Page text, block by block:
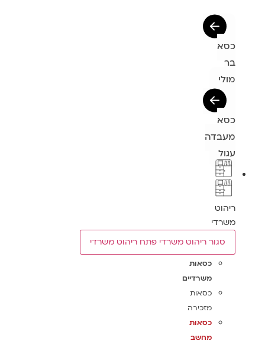
כסא
בר
מולי
כסא
מעבדה
עגול
ריהוט
משרדי
סגור ריהוט משרדי פתח ריהוט משרדי
כסאות
משרדיים
כסאות
מזכירה
כסאות
מחשב